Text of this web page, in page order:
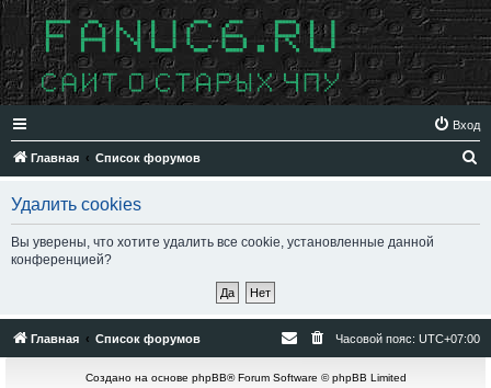
Вход
Главная Список форумов
Удалить cookies
Вы уверены, что хотите удалить все cookie, установленные данной
конференцией?
Главная Список форумов Часовой пояс: UTC+07:00
Создано на основе phpBB® Forum Software © phpBB Limited